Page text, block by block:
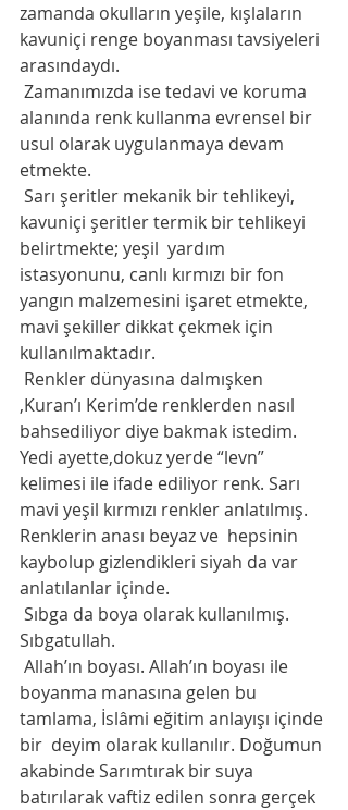
zamanda okulların yeşile, kışlaların
kavuniçi renge boyanması tavsiyeleri
arasındaydı.
alanında renk kullanma evrensel bir
usul olarak uygulanmaya devam
etmekte.
kavuniçi şeritler termik bir tehlikeyi
belirtmekte; yeşil  yardım
istasyonunu, canlı kırmızı bir fon
yangın malzemesini işaret etmekte,
mavi şekiller dikkat çekmek için
kullanılmaktadır.
,Kuran’ı Kerim’de renklerden nasıl
bahsediliyor diye bakmak istedim.
Yedi ayette,dokuz yerde “levn”
kelimesi ile ifade ediliyor renk. Sarı
mavi yeşil kırmızı renkler anlatılmış.
Renklerin anası beyaz ve  hepsinin
kaybolup gizlendikleri siyah da var
anlatılanlar içinde.
Sıbgatullah.
boyanma manasına gelen bu
tamlama, İslâmi eğitim anlayışı içinde
bir  deyim olarak kullanılır. Doğumun
akabinde Sarımtırak bir suya
batırılarak vaftiz edilen sonra gerçek